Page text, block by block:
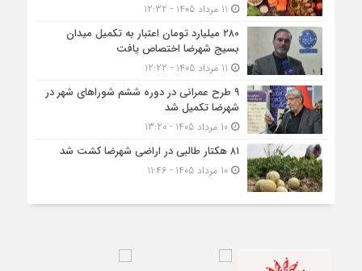
۲۸۰ میلیارد تومان اعتبار به تکمیل میدان
بسیج شهرضا اختصاص یافت
۹ طرح عمرانی در دوره ششم شوراهای شهر در
شهرضا تکمیل شد
10 مرداد 1405 - 13:20
۸۱ هکتار طالبی در اراضی شهرضا کشت شد
10 مرداد 1405 - 11:46